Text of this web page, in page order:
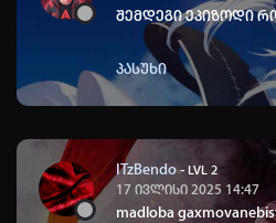
შემდეგი ეპიზოდი
პასუხი
ITzBendo- LVL 2
17 ივლისი 2025 14:47
madloba